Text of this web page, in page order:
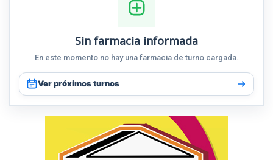
Sin farmacia informada
En este momento no hay una farmacia de turno cargada.
Ver próximos turnos